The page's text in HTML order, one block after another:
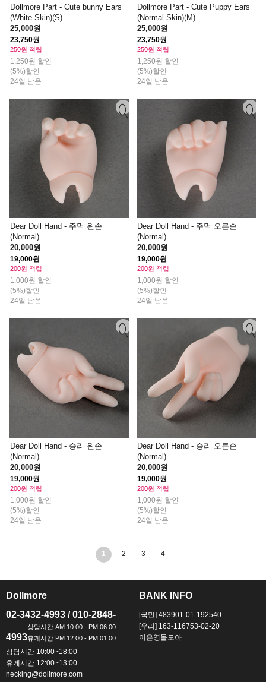
Dollmore Part - Cute bunny Ears
(White Skin)(S)
25,000원
23,750원
250원 적립
1,250원 할인
(5%)할인
24일 남음
Dollmore Part - Cute Puppy Ears
(Normal Skin)(M)
25,000원
23,750원
250원 적립
1,250원 할인
(5%)할인
24일 남음
Dear Doll Hand - 주먹 왼손
(Normal)
20,000원
19,000원
200원 적립
1,000원 할인
(5%)할인
24일 남음
Dear Doll Hand - 주먹 오른손
(Normal)
20,000원
19,000원
200원 적립
1,000원 할인
(5%)할인
24일 남음
Dear Doll Hand - 승리 왼손
(Normal)
20,000원
19,000원
200원 적립
1,000원 할인
(5%)할인
24일 남음
Dear Doll Hand - 승리 오른손
(Normal)
20,000원
19,000원
200원 적립
1,000원 할인
(5%)할인
24일 남음
1 2 3 4
Dollmore
02-3432-4993 / 010-2848-
4993
상담시간 10:00~18:00
휴게시간 12:00~13:00
necking@dollmore.com
BANK INFO
[국민] 483901-01-192540
[우리] 163-116753-02-20
이은영돌모아